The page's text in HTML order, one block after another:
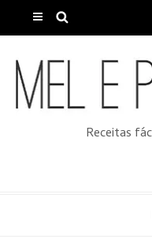
Receitas